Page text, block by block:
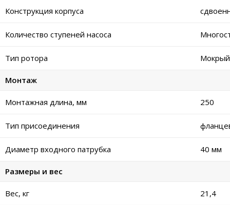
Конструкция корпуса
Количество ступеней насоса
Тип ротора Мокрый
Монтаж
Монтажная длина, мм 250
Тип присоединения
Диаметр входного патрубка 40 мм
Размеры и вес
Вес, кг 21,4